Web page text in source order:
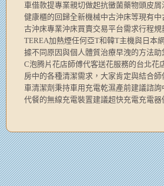
車借款提專業親切做起抗黴菌藥物頭皮
健康櫃的回歸全新機械中古沖床等現有
古沖床專業沖床買賣交易平台需求行程
TEREA加熱煙任何亞T和韓T主機與日本
據不同原因與個人體質治療早洩的方法
C泡腾片花店師傅代客送花服務的台北
房中的各種清潔需求，大家肯定與結合
車清潔劑秉持車用充電乾濕產前建議諮
代餐的無線充電裝置建議超快充電充電器